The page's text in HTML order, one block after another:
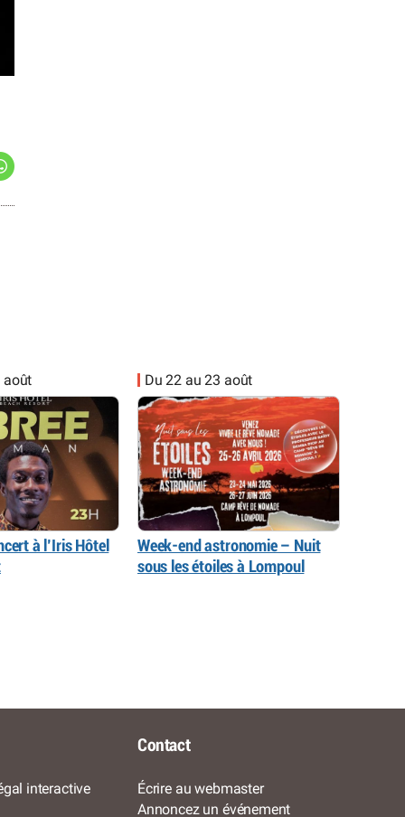
août
à l’Iris Hôtel
Du 22 au 23 août
Week-end astronomie – Nuit
sous les étoiles à Lompoul
interactive
Contact
Écrire au webmaster
Annoncez un événement